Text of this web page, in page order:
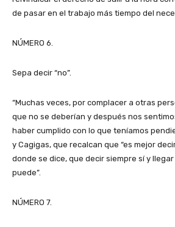
de pasar en el trabajo más tiempo del
NÚMERO 6.
Sepa decir “no”.
“Muchas veces, por complacer a otras
que no se deberían y después nos
haber cumplido con lo que teníamos
y Cagigas, que recalcan que “es mejor
donde se dice, que decir siempre sí y
puede”.
NÚMERO 7.